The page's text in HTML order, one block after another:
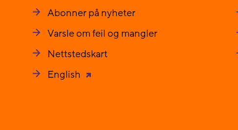
Abonner på nyheter
Varsle om feil og mangler
Nettstedskart
English